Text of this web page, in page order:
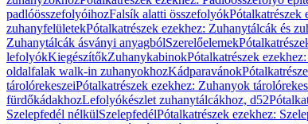
padlóösszefolyóihozFalsík alatti összefolyókPótalkatrészek
zuhanyfelületekPótalkatrészek ezekhez: Zuhanytálcák és
Zuhanytálcák ásványi anyagbólSzerelőelemek
lefolyókKiegészítőkZuhanykabinokPótalkatrészek
oldalfalak walk-in zuhanyokhozKádparavánok
tárolórekeszeiPótalkatrészek ezekhez: Zuhanyok
fürdőkádakhozLefolyókészlet zuhanytálcákhoz, d52
Szelepfedél nélkülSzelepfedélPótalkatrészek ezekhez: